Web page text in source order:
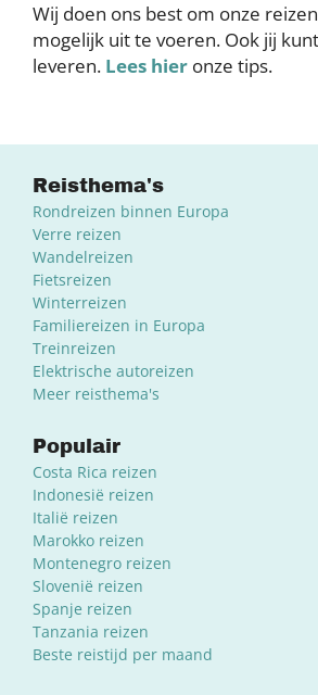
Wij doen ons best om onze
mogelijk uit te voeren. Ook jij
leveren. Lees hier onze tips.
Reisthema's
Rondreizen binnen Europa
Verre reizen
Wandelreizen
Fietsreizen
Winterreizen
Familiereizen in Europa
Treinreizen
Elektrische autoreizen
Meer reisthema's
Populair
Costa Rica reizen
Indonesië reizen
Italië reizen
Marokko reizen
Montenegro reizen
Slovenië reizen
Spanje reizen
Tanzania reizen
Beste reistijd per maand